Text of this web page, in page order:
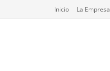
Inicio La Empresa